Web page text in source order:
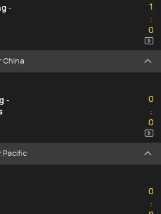
-
1
:0
0
China
-
0
:0
0
Pacific
0
:0